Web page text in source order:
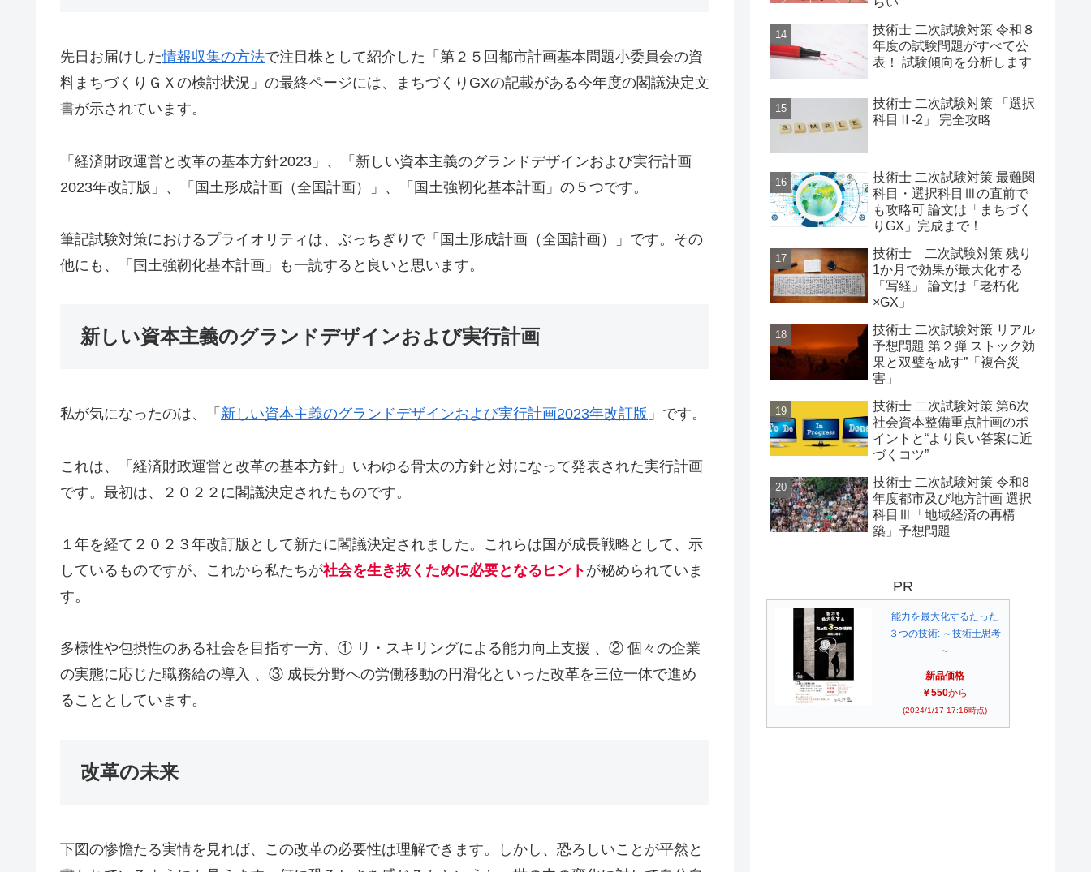
先日お届けした情報収集の方法で注目株として紹介した「第２５回都市計画基本問題小委員会の資
料まちづくりＧＸの検討状況」の最終ページには、まちづくりGXの記載がある今年度の閣議決定文
書が示されています。
「経済財政運営と改革の基本方針2023」、「新しい資本主義のグランドデザインおよび実行計画
2023年改訂版」、「国土形成計画（全国計画）」、「国土強靭化基本計画」の５つです。
筆記試験対策におけるプライオリティは、ぶっちぎりで「国土形成計画（全国計画）」です。その
他にも、「国土強靭化基本計画」も一読すると良いと思います。
新しい資本主義のグランドデザインおよび実行計画
私が気になったのは、「 新しい資本主義のグランドデザインおよび実行計画2023年改訂版 」です。
これは、「経済財政運営と改革の基本方針」いわゆる骨太の方針と対になって発表された実行計画
です。最初は、２０２２に閣議決定されたものです。
１年を経て２０２３年改訂版として新たに閣議決定されました。これらは国が成長戦略として、示
しているものですが、これから私たちが社会を生き抜くために必要となるヒント が秘められていま
す。
多様性や包摂性のある社会を目指す一方、① リ・スキリングによる能力向上支援 、② 個々の企業
の実態に応じた職務給の導入 、③ 成長分野への労働移動の円滑化といった改革を三位一体で進め
ることとしています。
改革の未来
下図の惨憺たる実情を見れば、この改革の必要性は理解できます。しかし、恐ろしいことが平然と
技術士 二次試験対策 令和８
年度の試験問題がすべて公
表！ 試験傾向を分析します
技術士 二次試験対策 「選択
科目Ⅱ-2」 完全攻略
技術士 二次試験対策 最難関
科目・選択科目Ⅲの直前で
も攻略可 論文は「まちづく
りGX」完成まで！
技術士 二次試験対策 残り
1か月で効果が最大化する
「写経」 論文は「老朽化
×GX」
技術士 二次試験対策 リアル
予想問題 第２弾 ストック効
果と双璧を成す”「複合災
害」
技術士 二次試験対策 第6次
社会資本整備重点計画のポ
イントと“より良い答案に近
づくコツ”
技術士 二次試験対策 令和8
年度都市及び地方計画 選択
科目Ⅲ「地域経済の再構
築」予想問題
PR
能力を最大化するたった
３つの技術: ～技術士思考
～
新品価格
￥550から
(2024/1/17 17:16時点)